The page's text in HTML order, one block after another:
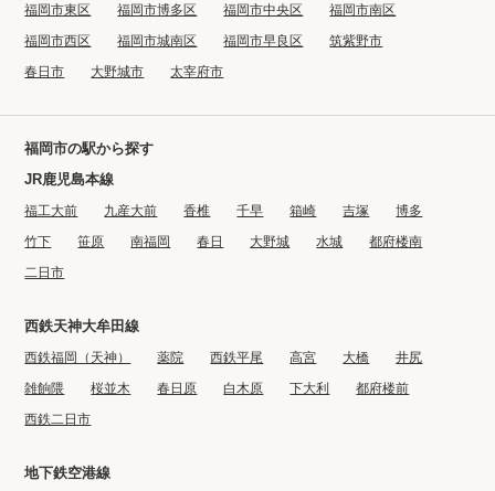
福岡市東区 福岡市博多区 福岡市中央区
福岡市南区
福岡市西区
福岡市城南区 福岡市早良区
筑紫野市
春日市
大野城市 太宰府市
福岡市の駅から探す
JR鹿児島本線
福工大前 九産大前 香椎 千早 箱崎 吉塚
博多
竹下
笹原 南福岡 春日 大野城 水城
都府楼南
二日市
西鉄天神大牟田線
西鉄福岡（天神） 薬院 西鉄平尾 高宮 大橋
井尻
雑餉隈
桜並木 春日原 白木原 下大利
都府楼前
西鉄二日市
地下鉄空港線